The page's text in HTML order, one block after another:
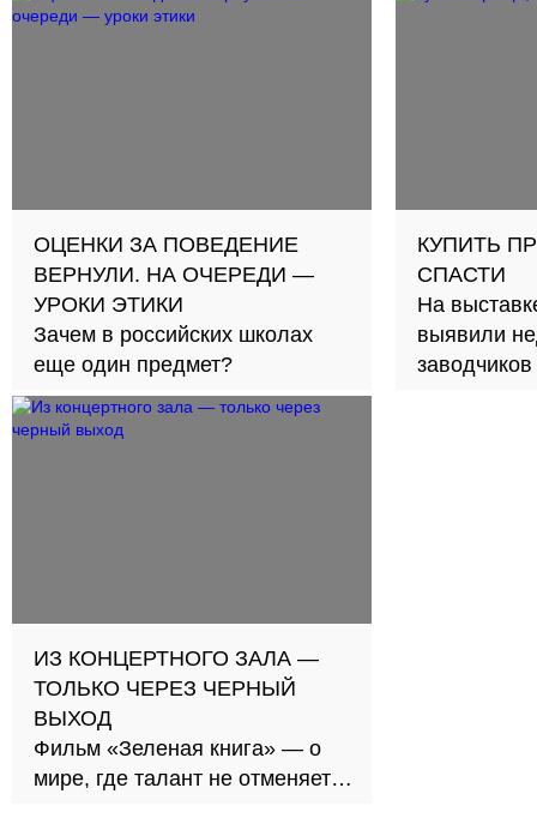
ОЦЕНКИ ЗА ПОВЕДЕНИЕ
ВЕРНУЛИ. НА ОЧЕРЕДИ —
УРОКИ ЭТИКИ
Зачем в российских школах
еще один предмет?
КУПИТЬ
СПАСТИ
На
выявили
заводчиков
ИЗ КОНЦЕРТНОГО ЗАЛА —
ТОЛЬКО ЧЕРЕЗ ЧЕРНЫЙ
ВЫХОД
Фильм «Зеленая книга» — о
мире, где талант не отменяет